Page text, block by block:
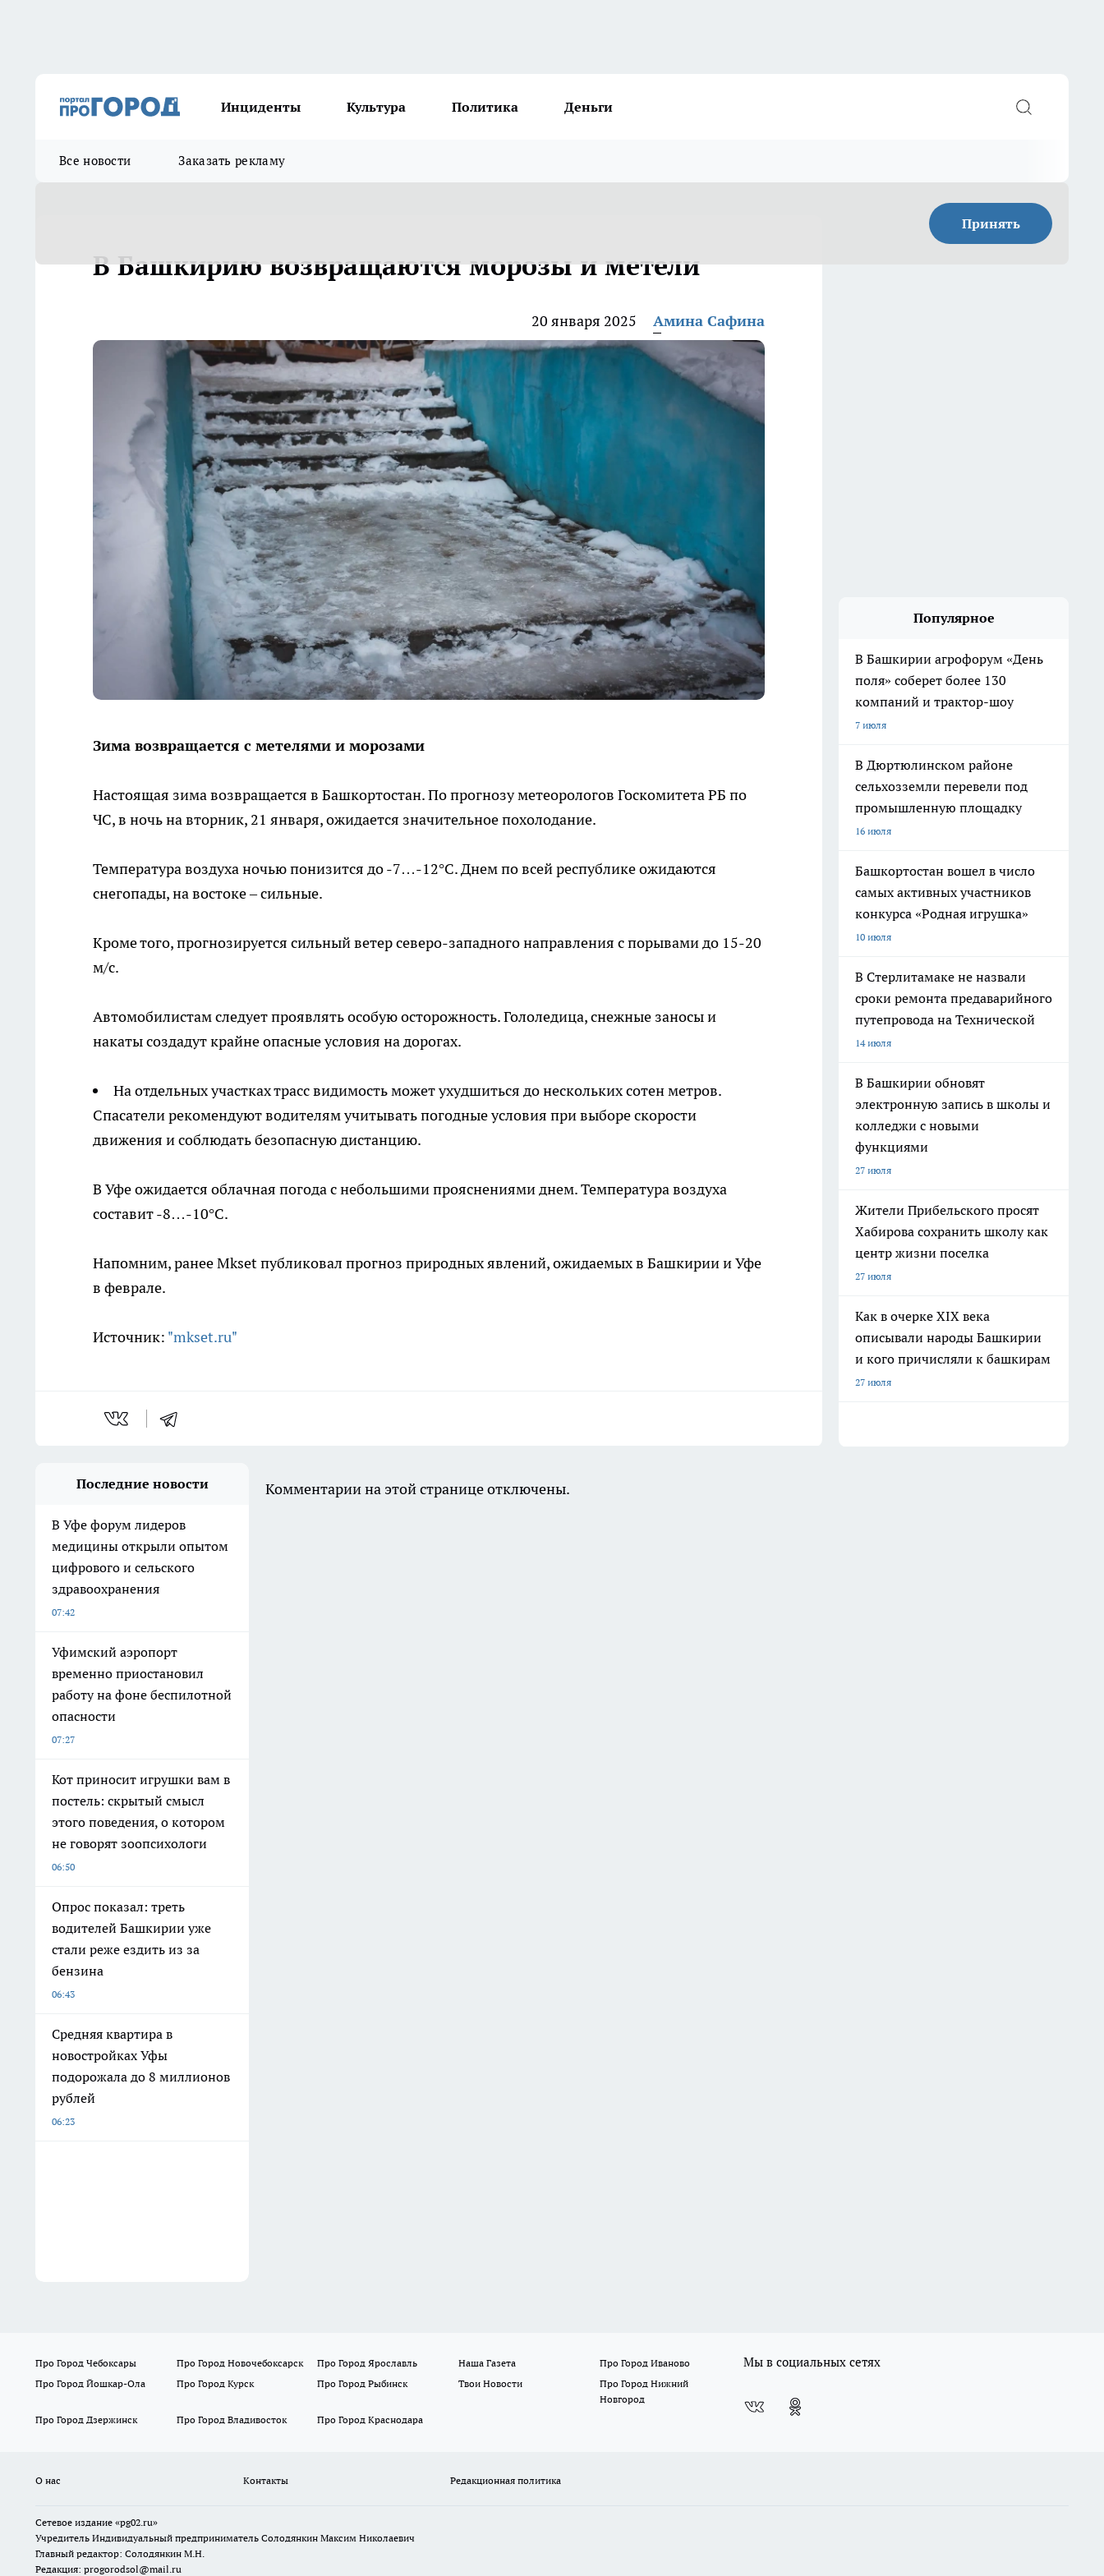
Инциденты Культура Политика Деньги
Все новости Заказать рекламу
Принять
В Башкирию возвращаются морозы и метели
20 января 2025 Амина Сафина
Зима возвращается с метелями и морозами
Настоящая зима возвращается в Башкортостан. По прогнозу метеорологов Госкомитета РБ по
ЧС, в ночь на вторник, 21 января, ожидается значительное похолодание.
Температура воздуха ночью понизится до -7…-12°С. Днем по всей республике ожидаются
снегопады, на востоке – сильные.
Кроме того, прогнозируется сильный ветер северо-западного направления с порывами до 15-20
м/с.
Автомобилистам следует проявлять особую осторожность. Гололедица, снежные заносы и
накаты создадут крайне опасные условия на дорогах.
На отдельных участках трасс видимость может ухудшиться до нескольких сотен метров.
Спасатели рекомендуют водителям учитывать погодные условия при выборе скорости
движения и соблюдать безопасную дистанцию.
В Уфе ожидается облачная погода с небольшими прояснениями днем. Температура воздуха
составит -8…-10°С.
Напомним, ранее Mkset публиковал прогноз природных явлений, ожидаемых в Башкирии и Уфе
в феврале.
Источник: "mkset.ru"
Популярное
В Башкирии агрофорум «День
поля» соберет более 130
компаний и трактор-шоу
7 июля
В Дюртюлинском районе
сельхозземли перевели под
промышленную площадку
16 июля
Башкортостан вошел в число
самых активных участников
конкурса «Родная игрушка»
10 июля
В Стерлитамаке не назвали
сроки ремонта предаварийного
путепровода на Технической
14 июля
В Башкирии обновят
электронную запись в школы и
колледжи с новыми
функциями
27 июля
Жители Прибельского просят
Хабирова сохранить школу как
центр жизни поселка
27 июля
Как в очерке XIX века
описывали народы Башкирии
и кого причисляли к башкирам
27 июля
Последние новости
В Уфе форум лидеров
медицины открыли опытом
цифрового и сельского
здравоохранения
07:42
Уфимский аэропорт
временно приостановил
работу на фоне беспилотной
опасности
07:27
Кот приносит игрушки вам в
постель: скрытый смысл
этого поведения, о котором
не говорят зоопсихологи
06:50
Опрос показал: треть
водителей Башкирии уже
стали реже ездить из за
бензина
06:43
Средняя квартира в
новостройках Уфы
подорожала до 8 миллионов
рублей
06:23
Комментарии на этой странице отключены.
Про Город Чебоксары Про Город Новочебоксарск Про Город Ярославль Наша Газета
Про Город Иваново
Про Город Йошкар-Ола
Про Город Курск Про Город Рыбинск Твои Новости
Про Город Нижний
Новгород
Про Город Дзержинск
Про Город Владивосток Про Город Краснодара
Мы в социальных сетях
О нас Контакты Редакционная политика
Сетевое издание «pg02.ru»
Учредитель Индивидуальный предприниматель Солодянкин Максим Николаевич
Главный редактор: Солодянкин М.Н.
Редакция: progorodsol@mail.ru